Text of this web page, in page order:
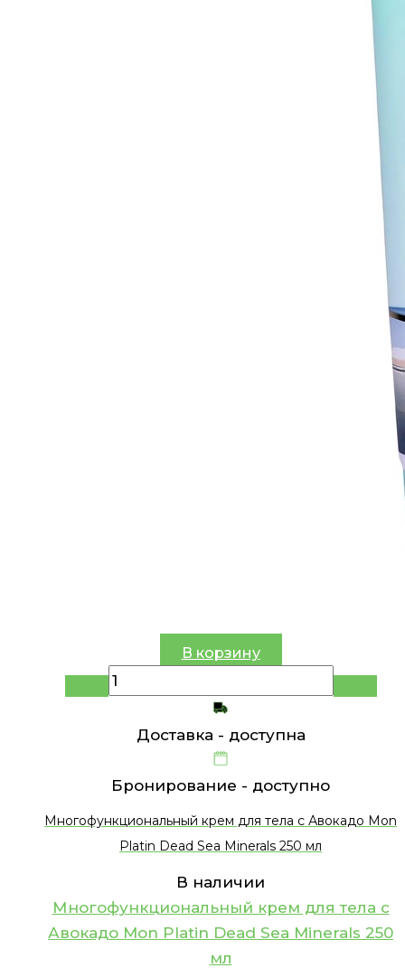
В корзину
Доставка - доступна
Бронирование - доступно
Многофункциональный крем для тела с Авокадо Mon
Platin Dead Sea Minerals 250 мл
В наличии
Многофункциональный крем для тела с
Авокадо Mon Platin Dead Sea Minerals 250
мл